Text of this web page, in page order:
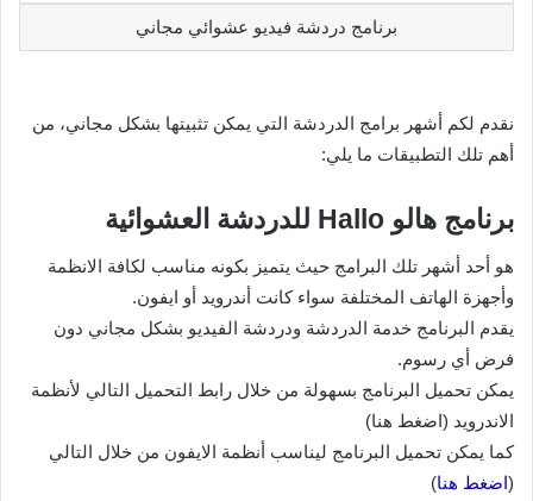
برنامج دردشة فيديو عشوائي مجاني
نقدم لكم أشهر برامج الدردشة التي يمكن تثبيتها بشكل مجاني، من
أهم تلك التطبيقات ما يلي:
برنامج هالو Hallo للدردشة العشوائية
هو أحد أشهر تلك البرامج حيث يتميز بكونه مناسب لكافة الانظمة
وأجهزة الهاتف المختلفة سواء كانت أندرويد أو ايفون.
يقدم البرنامج خدمة الدردشة ودردشة الفيديو بشكل مجاني دون
فرض أي رسوم.
يمكن تحميل البرنامج بسهولة من خلال رابط التحميل التالي لأنظمة
الاندرويد (اضغط هنا)
كما يمكن تحميل البرنامج ليناسب أنظمة الايفون من خلال التالي
(اضغط هنا)